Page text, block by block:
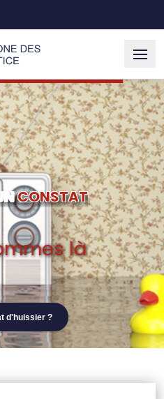
NCONSTAT
là
d'huissier ?